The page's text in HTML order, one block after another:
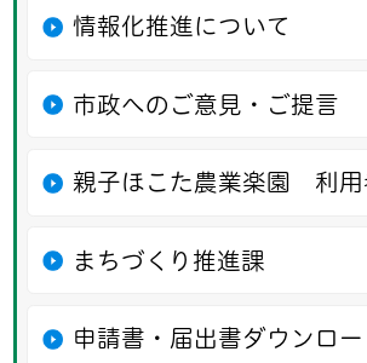
情報化推進について
市政へのご意見・ご提言
親子ほこた農業楽園 利用
まちづくり推進課
申請書・届出書ダウンロー